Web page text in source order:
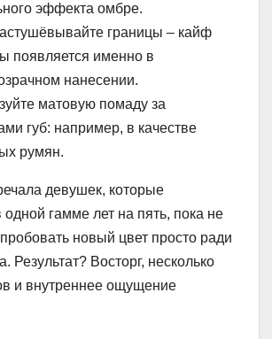
эффекта омбре.
границы – кайф
появляется именно в
нанесении.
матовую помаду за
губ: например, в качестве
румян.
девушек, которые
одной гамме лет на пять, пока не
новый цвет просто ради
Результат? Восторг, несколько
и внутреннее ощущение